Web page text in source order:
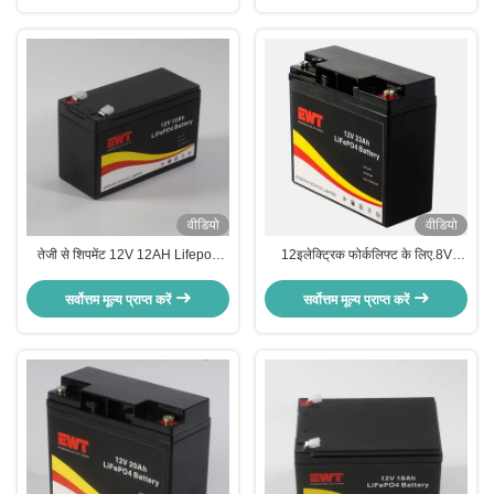
वीडियो
तेजी से शिपमेंट 12V 12AH Lifepo4
सर्वोत्तम मूल्य प्राप्त करें
वीडियो
12इलेक्ट्रिक फोर्कलिफ्ट के लिए.8V
सर्वोत्तम मूल्य प्राप्त करें